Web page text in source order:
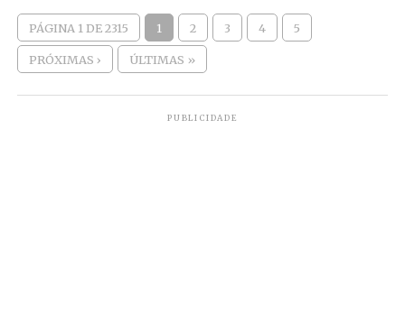
PÁGINA 1 DE 2315 1 2 3 4 5
PRÓXIMAS › ÚLTIMAS »
PUBLICIDADE